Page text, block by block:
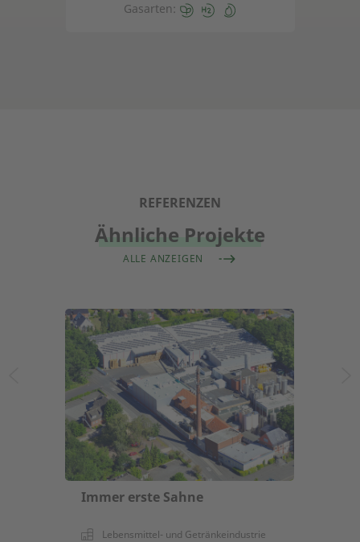
Gasarten:
REFERENZEN
Ähnliche Projekte
ALLE ANZEIGEN
Immer erste Sahne
Lebensmittel- und Getränkeindustrie